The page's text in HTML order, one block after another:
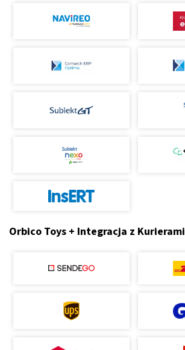
Orbico Toys + Integracja z Kurierami